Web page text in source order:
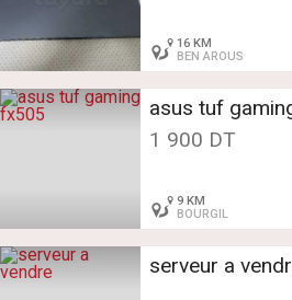
16 KM
BEN AROUS
asus tuf
1 900 DT
9 KM
BOURGIL
serveur a